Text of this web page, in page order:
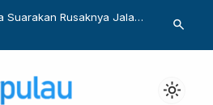
Suarakan Rusaknya Jalan
Doho-doho
search
light_mode